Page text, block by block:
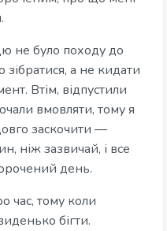
не було походу до
зібратися, а не кидати
Втім, відпустили
вмовляти, тому я
заскочити —
ніж зазвичай, і все
день.
час, тому коли
бігти.